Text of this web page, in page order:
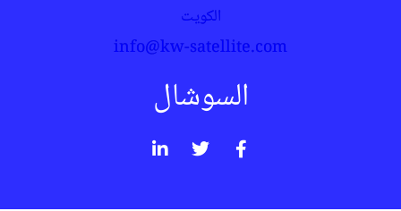
الكويت
info@kw-satellite.com
السوشال